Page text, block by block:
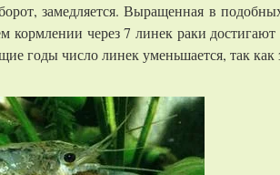
замедляется. Выращенная в
кормлении через 7 линек раки
годы число линек уменьшается, так как